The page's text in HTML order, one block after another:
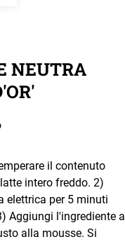
NEUTRA
il contenuto
intero freddo. 2)
elettrica per 5 minuti
Aggiungi l'ingrediente a
alla mousse. Si